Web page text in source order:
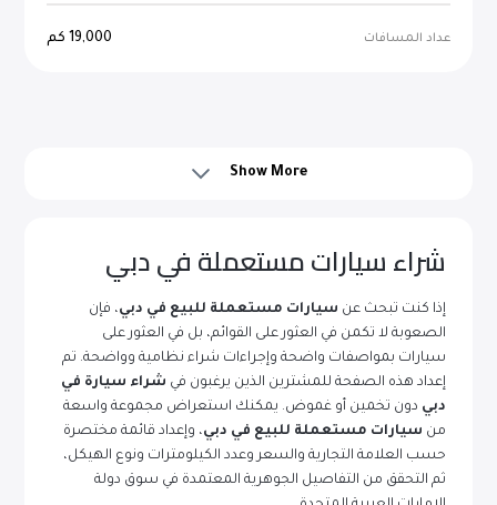
عداد المسافات 19,000 كم
Show More
شراء سيارات مستعملة في دبي
إذا كنت تبحث عن سيارات مستعملة للبيع في دبي، فإن
الصعوبة لا تكمن في العثور على القوائم، بل في العثور على
سيارات بمواصفات واضحة وإجراءات شراء نظامية وواضحة. تم
إعداد هذه الصفحة للمشترين الذين يرغبون في شراء سيارة في
دبي دون تخمين أو غموض. يمكنك استعراض مجموعة واسعة
من سيارات مستعملة للبيع في دبي، وإعداد قائمة مختصرة
حسب العلامة التجارية والسعر وعدد الكيلومترات ونوع الهيكل،
ثم التحقق من التفاصيل الجوهرية المعتمدة في سوق دولة